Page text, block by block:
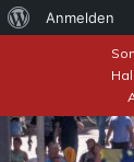
Über
Anmelden